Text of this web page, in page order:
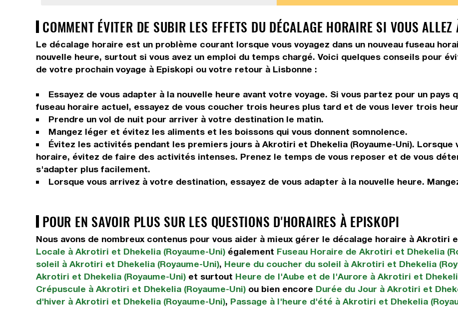
COMMENT ÉVITER DE SUBIR LES EFFETS DU DÉCALAGE HORAIRE SI VOUS
Le décalage horaire est un problème courant lorsque vous voyagez dans un nouveau fuseau
nouvelle heure, surtout si vous avez un emploi du temps chargé. Voici quelques conseils pour
de votre prochain voyage à Episkopi ou votre retour à Lisbonne :
Essayez de vous adapter à la nouvelle heure avant votre voyage. Si vous partez pour un
fuseau horaire actuel, essayez de vous coucher trois heures plus tard et de vous lever trois
Prendre un vol de nuit pour arriver à votre destination le matin.
Mangez léger et évitez les aliments et les boissons qui vous donnent somnolence.
Évitez les activités pendant les premiers jours à Akrotiri et Dhekelia (Royaume-Uni). Lorsque
horaire, évitez de faire des activités intenses. Prenez le temps de vous reposer et de vous
s'adapter plus facilement.
Lorsque vous arrivez à votre destination, essayez de vous adapter à la nouvelle heure.
POUR EN SAVOIR PLUS SUR LES QUESTIONS D'HORAIRES À EPISKOPI
Nous avons de nombreux contenus pour vous aider à mieux gérer le décalage horaire à Akrotiri
Locale à Akrotiri et Dhekelia (Royaume-Uni) également Fuseau Horaire de Akrotiri et Dhekelia
soleil à Akrotiri et Dhekelia (Royaume-Uni), Heure du coucher du soleil à Akrotiri et Dhekelia
Akrotiri et Dhekelia (Royaume-Uni) et surtout Heure de l'Aube et de l'Aurore à Akrotiri et
Crépuscule à Akrotiri et Dhekelia (Royaume-Uni) ou bien encore Durée du Jour à Akrotiri et
d'hiver à Akrotiri et Dhekelia (Royaume-Uni), Passage à l'heure d'été à Akrotiri et Dhekelia